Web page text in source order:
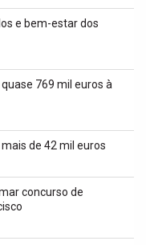
e bem-estar dos
769 mil euros à
de 42 mil euros
concurso de